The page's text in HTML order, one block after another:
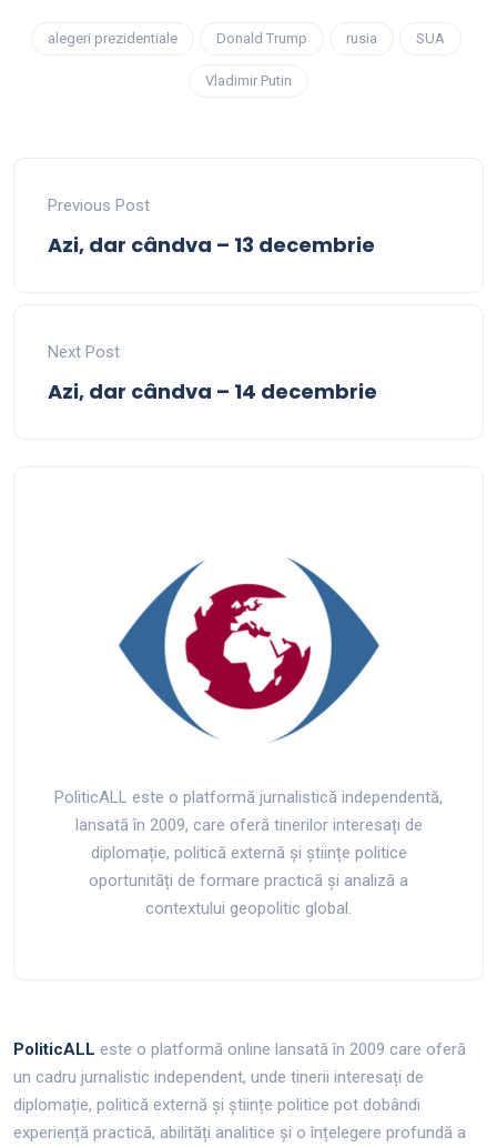
alegeri prezidentiale Donald Trump rusia SUA
Vladimir Putin
Previous Post
Azi, dar cândva – 13 decembrie
Next Post
Azi, dar cândva – 14 decembrie
PoliticALL este o platformă jurnalistică independentă,
lansată în 2009, care oferă tinerilor interesați de
diplomație, politică externă și științe politice
oportunități de formare practică și analiză a
contextului geopolitic global.
PoliticALL este o platformă online lansată în 2009 care oferă
un cadru jurnalistic independent, unde tinerii interesați de
diplomație, politică externă și științe politice pot dobândi
experiență practică, abilități analitice și o înțelegere profundă a